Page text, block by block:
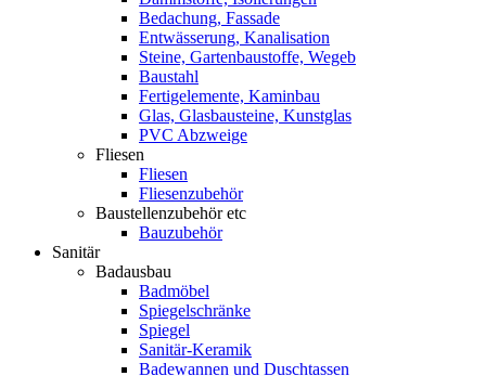
Bedachung, Fassade
Entwässerung, Kanalisation
Steine, Gartenbaustoffe, Wegeb
Baustahl
Fertigelemente, Kaminbau
Glas, Glasbausteine, Kunstglas
PVC Abzweige
Fliesen
Fliesen
Fliesenzubehör
Baustellenzubehör etc
Bauzubehör
Sanitär
Badausbau
Badmöbel
Spiegelschränke
Spiegel
Sanitär-Keramik
Badewannen und Duschtassen